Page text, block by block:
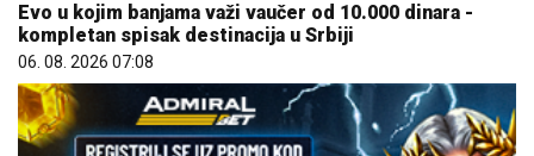
Evo u kojim banjama važi vaučer od 10.000 dinara -
kompletan spisak destinacija u Srbiji
06. 08. 2026 07:08